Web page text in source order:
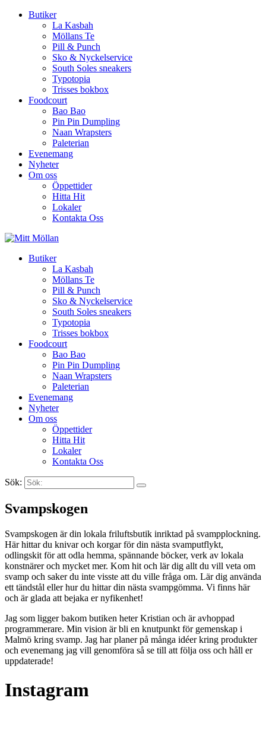
Butiker
La Kasbah
Möllans Te
Pill & Punch
Sko & Nyckelservice
South Soles sneakers
Typotopia
Trisses bokbox
Foodcourt
Bao Bao
Pin Pin Dumpling
Naan Wrapsters
Paleterian
Evenemang
Nyheter
Om oss
Öppettider
Hitta Hit
Lokaler
Kontakta Oss
Butiker
La Kasbah
Möllans Te
Pill & Punch
Sko & Nyckelservice
South Soles sneakers
Typotopia
Trisses bokbox
Foodcourt
Bao Bao
Pin Pin Dumpling
Naan Wrapsters
Paleterian
Evenemang
Nyheter
Om oss
Öppettider
Hitta Hit
Lokaler
Kontakta Oss
Sök:
Search
Svampskogen
Svampskogen är din lokala friluftsbutik inriktad på svampplockning.
Här hittar du knivar och korgar för din nästa svamputflykt,
odlingskit för att odla hemma, spännande böcker, verk av lokala
konstnärer och mycket mer. Kom hit och lär dig allt du vill veta om
svamp och saker du inte visste att du ville fråga om. Lär dig använda
ett tändstål eller hur du hittar din nästa svampgömma. Vi finns här
och är glada att bejaka er nyfikenhet!
Jag som ligger bakom butiken heter Kristian och är avhoppad
programmerare. Min vision är bli en knutpunkt för gemenskap i
Malmö kring svamp. Jag har planer på många idéer kring produkter
och evenemang jag vill genomföra så se till att följa oss och håll er
uppdaterade!
Instagram